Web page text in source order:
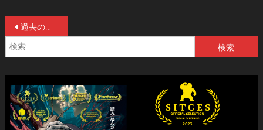
投
稿
ナ
ビ
ゲ
過去の投稿
索: